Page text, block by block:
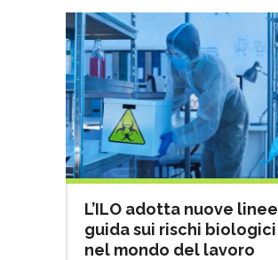
L’ILO adotta nuove linee
guida sui rischi biologici
nel mondo del lavoro